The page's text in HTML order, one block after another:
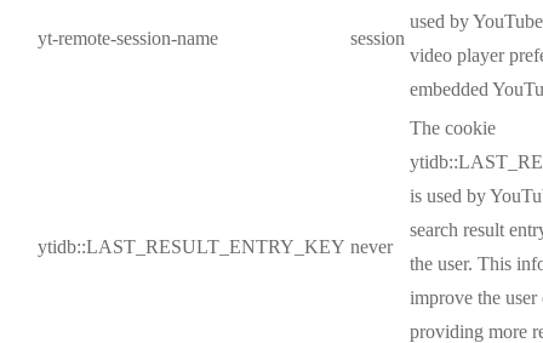
yt-remote-session-name session
used by
video player
embedded
ytidb::LAST_RESULT_ENTRY_KEY never
The cookie
is used by
search result
the user. This
improve the user
providing more